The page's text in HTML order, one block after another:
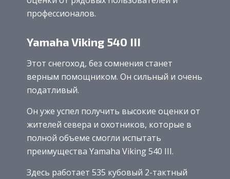
профессионалов.
Yamaha Viking 540 III
Этот снегоход, без сомнения станет
верным помощником. Он сильный и очень
податливый.
Он уже успел получить высокие оценки от
жителей севера и охотников, которые в
полной объеме смогли испытать
преимущества Yamaha Viking 540 III.
Здесь работает 535 кубовый 2-тактный